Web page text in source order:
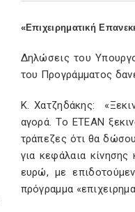
«Επιχειρηματική
Δηλώσεις του
του Προγράμματος
Κ. Χατζηδάκης:
αγορά. Το ΕΤΕΑΝ
τράπεζες ότι θα
για κεφάλαια
ευρώ, με
πρόγραμμα